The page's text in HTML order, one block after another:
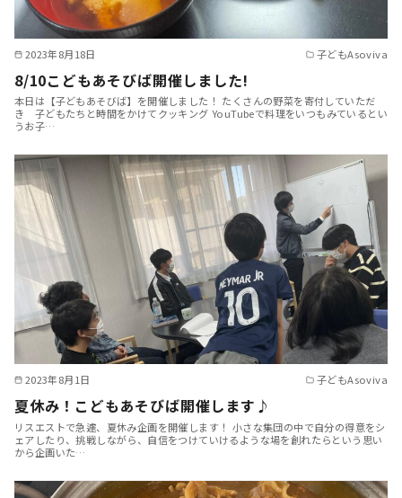
2023年8月18日 子どもAsoviva
8/10こどもあそびば開催しました!
本日は【子どもあそびば】を開催しました！ たくさんの野菜を寄付していただ
き 子どもたちと時間をかけてクッキング YouTubeで料理をいつもみているとい
うお子…
2023年8月1日 子どもAsoviva
夏休み！こどもあそびば開催します♪
リスエストで急遽、夏休み企画を開催します！ 小さな集団の中で自分の得意をシ
ェアしたり、挑戦しながら、自信をつけていけるような場を創れたらという思い
から企画いた…